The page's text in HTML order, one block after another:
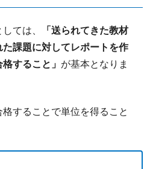
ては、
「送られてきた教材
課題に対してレポートを作
格すること」 が基本となりま
することで単位を得ること